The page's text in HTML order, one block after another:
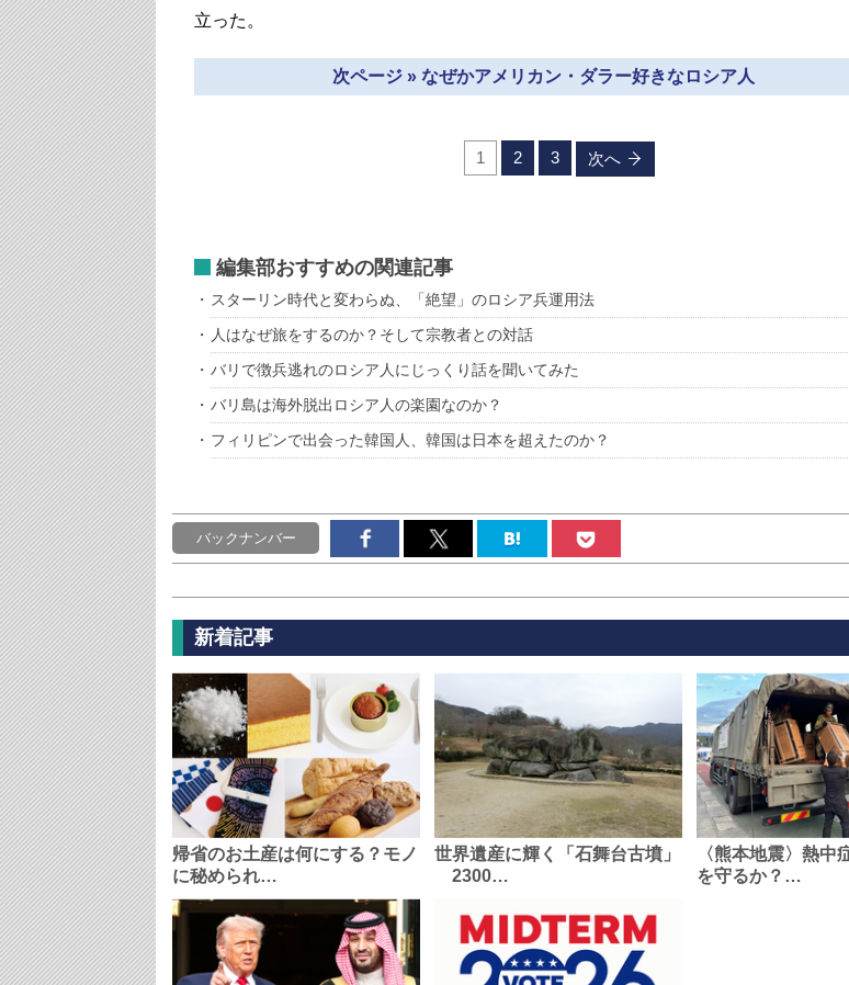
立った。
次ページ » なぜかアメリカン・ダラー好きなロシア人
1 2 3 次へ
編集部おすすめの関連記事
スターリン時代と変わらぬ、「絶望」のロシア兵運用法
人はなぜ旅をするのか？そして宗教者との対話
バリで徴兵逃れのロシア人にじっくり話を聞いてみた
バリ島は海外脱出ロシア人の楽園なのか？
フィリピンで出会った韓国人、韓国は日本を超えたのか？
バックナンバー
新着記事
帰省のお土産は何にする？モノ
に秘められ…
世界遺産に輝く「石舞台古墳」
2300…
〈熊本地震〉熱中
を守るか？…